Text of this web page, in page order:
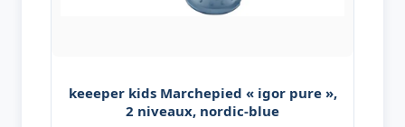
keeeper kids Marchepied « igor pure »,
2 niveaux, nordic-blue